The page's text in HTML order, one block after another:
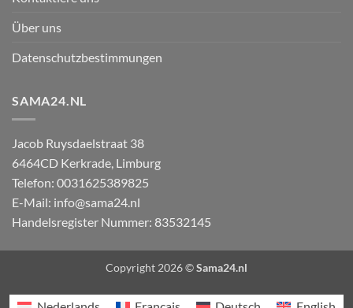
Über uns
Datenschutzbestimmungen
SAMA24.NL
Jacob Ruysdaelstraat 38
6464CD Kerkrade, Limburg
Telefon: 0031625389825
E-Mail: info@sama24.nl
Handelsregister Nummer: 83532145
Copyright 2026 ©Sama24.nl